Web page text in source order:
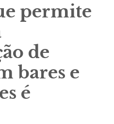
permite
de
bares e
é